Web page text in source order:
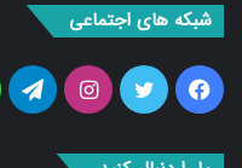
بوک